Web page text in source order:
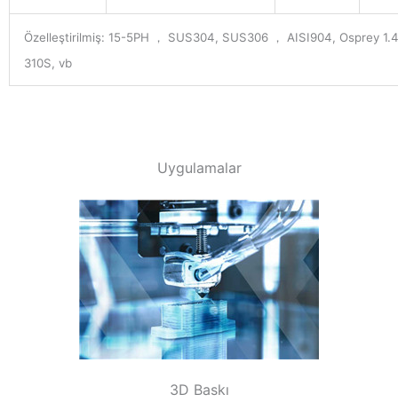
Özelleştirilmiş: 15-5PH ， SUS304, SUS306 ， AISI904, Osprey
310S, vb
Uygulamalar
3D Baskı